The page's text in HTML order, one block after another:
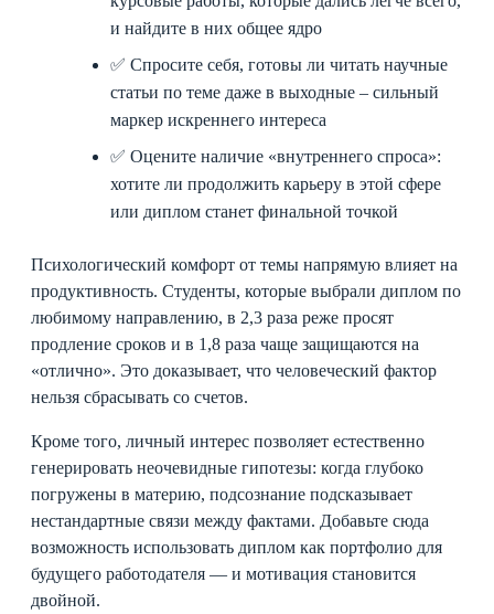
и найдите в них общее ядро
✅ Спросите себя, готовы ли читать научные
статьи по теме даже в выходные – сильный
маркер искреннего интереса
✅ Оцените наличие «внутреннего спроса»:
хотите ли продолжить карьеру в этой сфере
или диплом станет финальной точкой
Психологический комфорт от темы напрямую влияет на
продуктивность. Студенты, которые выбрали диплом по
любимому направлению, в 2,3 раза реже просят
продление сроков и в 1,8 раза чаще защищаются на
«отлично». Это доказывает, что человеческий фактор
нельзя сбрасывать со счетов.
Кроме того, личный интерес позволяет естественно
генерировать неочевидные гипотезы: когда глубоко
погружены в материю, подсознание подсказывает
нестандартные связи между фактами. Добавьте сюда
возможность использовать диплом как портфолио для
будущего работодателя — и мотивация становится
двойной.